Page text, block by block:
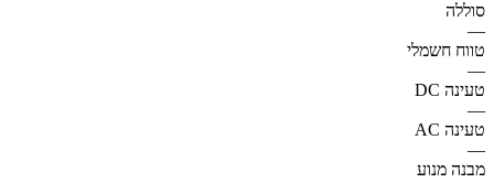
סוללה
—
טווח חשמלי
—
טעינה DC
—
טעינה AC
—
מבנה מנוע